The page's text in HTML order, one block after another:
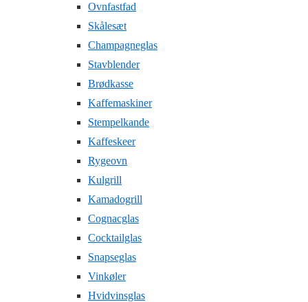
Ovnfastfad
Skålesæt
Champagneglas
Stavblender
Brødkasse
Kaffemaskiner
Stempelkande
Kaffeskeer
Rygeovn
Kulgrill
Kamadogrill
Cognacglas
Cocktailglas
Snapseglas
Vinkøler
Hvidvinsglas